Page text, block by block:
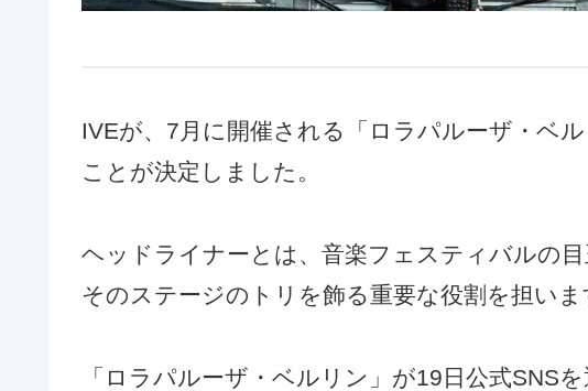
IVEが、7月に開催される「ロラパルーザ・ベ
ことが決定しました。
ヘッドライナーとは、音楽フェスティバルの目
そのステージのトリを飾る重要な役割を担いま
「ロラパルーザ・ベルリン」が19日公式SNS